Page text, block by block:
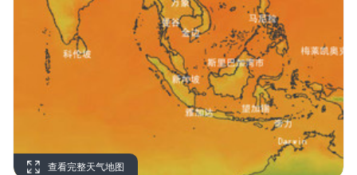
查看完整天气地图